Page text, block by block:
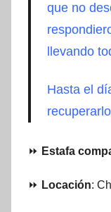
que no
llevando
Hasta el
⏩ Estafa
⏩ Locación: